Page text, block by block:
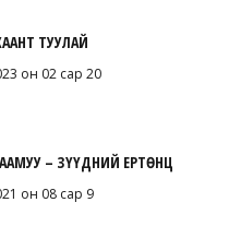
ТУУЛАЙ
он 02 сар 20
– ЗҮҮДНИЙ ЕРТӨНЦ
он 08 сар 9